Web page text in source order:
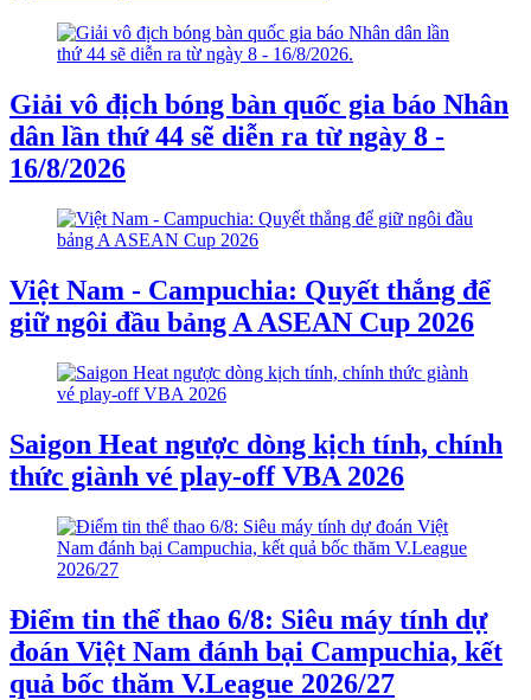
Giải vô địch bóng bàn quốc gia báo Nhân
dân lần thứ 44 sẽ diễn ra từ ngày 8 -
16/8/2026
Việt Nam - Campuchia: Quyết thắng để
giữ ngôi đầu bảng A ASEAN Cup 2026
Saigon Heat ngược dòng kịch tính, chính
thức giành vé play-off VBA 2026
Điểm tin thể thao 6/8: Siêu máy tính dự
đoán Việt Nam đánh bại Campuchia, kết
quả bốc thăm V.League 2026/27